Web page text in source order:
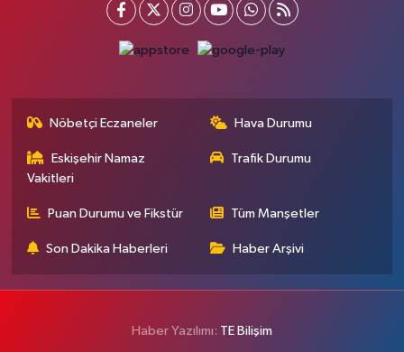
Nöbetçi Eczaneler Hava Durumu
Eskişehir Namaz
Vakitleri
Trafik Durumu
Puan Durumu ve Fikstür Tüm Manşetler
Son Dakika Haberleri Haber Arşivi
Haber Yazılımı: TE Bilişim